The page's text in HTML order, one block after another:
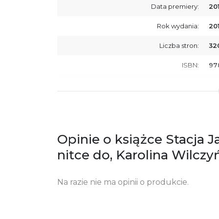
Data premiery:
Rok wydania:
Liczba stron:
ISBN:
Ostrzeżenia oraz informacje dotyczące
Opinie o książce Stacja
nitce do, Karolina
Na razie nie ma opinii o produkcie.